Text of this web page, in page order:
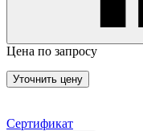
Цена по запросу
Уточнить цену
Сертификат